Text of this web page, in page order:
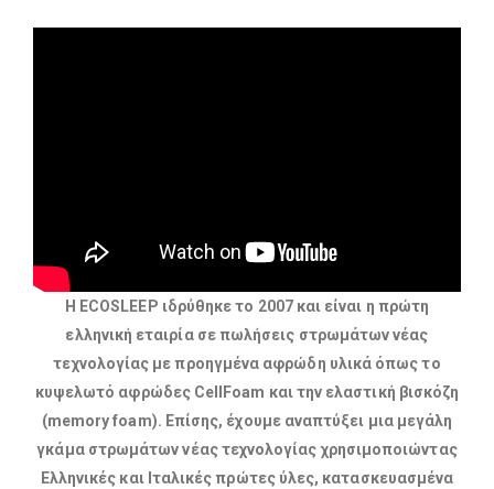
Η ΕCOSLEEP ιδρύθηκε το 2007 και είναι η πρώτη
ελληνική εταιρία σε πωλήσεις στρωμάτων νέας
τεχνολογίας με προηγμένα αφρώδη υλικά όπως το
κυψελωτό αφρώδες CellFoam και την ελαστική βισκόζη
(memory foam). Επίσης, έχουμε αναπτύξει μια μεγάλη
γκάμα στρωμάτων νέας τεχνολογίας χρησιμοποιώντας
Ελληνικές και Ιταλικές πρώτες ύλες, κατασκευασμένα